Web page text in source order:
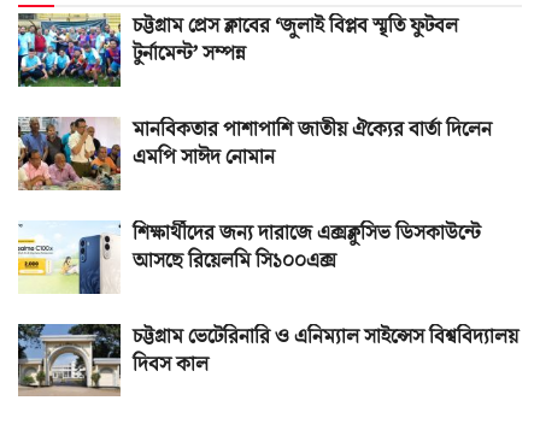
চট্টগ্রাম প্রেস ক্লাবের ‘জুলাই বিপ্লব স্মৃতি ফুটবল
টুর্নামেন্ট’ সম্পন্ন
মানবিকতার পাশাপাশি জাতীয় ঐক্যের বার্তা দিলেন
এমপি সাঈদ নোমান
শিক্ষার্থীদের জন্য দারাজে এক্সক্লুসিভ ডিসকাউন্টে
আসছে রিয়েলমি সি১০০এক্স
চট্টগ্রাম ভেটেরিনারি ও এনিম্যাল সাইন্সেস বিশ্ববিদ্যালয়
দিবস কাল